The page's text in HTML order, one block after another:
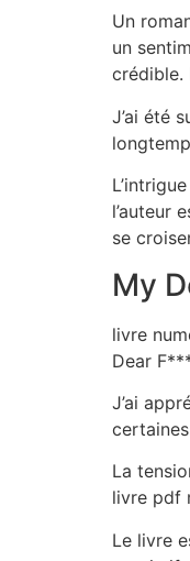
Un
un
crédible.
J’ai été
l’auteur
se
My
livre
Dear
J’ai
La
livre pdf
Le livre